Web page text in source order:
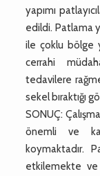
yapımı
edildi. Patlama
ile çoklu bölge
cerrahi
tedavilere
sekel bıraktığı
SONUÇ:
önemli ve
koymaktadır.
etkilemekte ve